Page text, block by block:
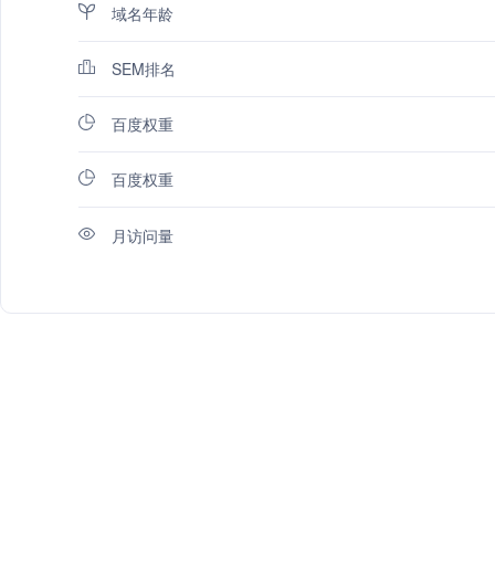
域名年龄
SEM排名
百度权重
百度权重
月访问量